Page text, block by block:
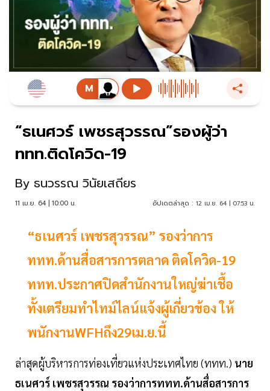
“ธเนศวร์ เพชรสุวรรณ”รองผู้ว่า
ททท.ติดโควิด-19
By ธนวรรณ วินัยเสถียร
11 เม.ย. 64 | 10:00 น. อัปเดตล่าสุด : 12 เม.ย. 64 | 07:53 น.
“ธเนศวร์ เพชรสุวรรณ” รองว่าการ
ททท.ด้านสื่อสารการตลาด ติดโควิด-19
ททท.ประกาศปิดสำนักงานใหญ่ฆ่าเชื้อ
ทั้งเตรียมทำไทม์ไลน์แจ้งผู้เกี่ยวข้อง ให้
พนักงานWFHถึง29เม.ย.นี้
ล่าสุดผู้บริหารการท่องเที่ยวแห่งประเทศไทย (ททท.) นาย
ธเนศวร์ เพชรสุวรรณ รองว่าการททท.ด้านสื่อสารการ